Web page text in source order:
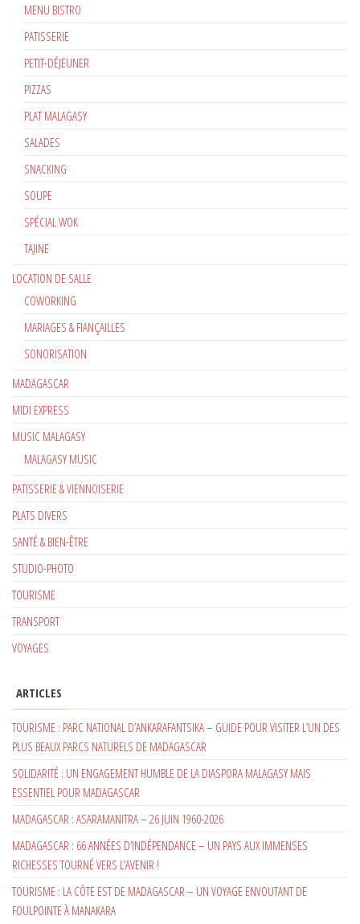
MENU BISTRO
PATISSERIE
PETIT-DÉJEUNER
PIZZAS
PLAT MALAGASY
SALADES
SNACKING
SOUPE
SPÉCIAL WOK
TAJINE
LOCATION DE SALLE
COWORKING
MARIAGES & FIANÇAILLES
SONORISATION
MADAGASCAR
MIDI EXPRESS
MUSIC MALAGASY
MALAGASY MUSIC
PATISSERIE & VIENNOISERIE
PLATS DIVERS
SANTÉ & BIEN-ÊTRE
STUDIO-PHOTO
TOURISME
TRANSPORT
VOYAGES
ARTICLES
TOURISME : PARC NATIONAL D’ANKARAFANTSIKA – GUIDE POUR VISITER L’UN DES
PLUS BEAUX PARCS NATURELS DE MADAGASCAR
SOLIDARITÉ : UN ENGAGEMENT HUMBLE DE LA DIASPORA MALAGASY MAIS
ESSENTIEL POUR MADAGASCAR
MADAGASCAR : ASARAMANITRA – 26 JUIN 1960-2026
MADAGASCAR : 66 ANNÉES D’INDÉPENDANCE – UN PAYS AUX IMMENSES
RICHESSES TOURNÉ VERS L’AVENIR !
TOURISME : LA CÔTE EST DE MADAGASCAR – UN VOYAGE ENVOUTANT DE
FOULPOINTE À MANAKARA